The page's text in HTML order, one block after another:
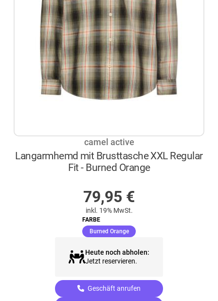
camel active
Langarmhemd mit Brusttasche XXL Regular
Fit - Burned Orange
79,95 €
inkl. 19% MwSt.
FARBE
Burned Orange(ausgewählt)
Heute noch abholen:
Jetzt reservieren.
Geschäft anrufen